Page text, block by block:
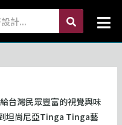
search
台灣民眾豐富的視覺與味
坦尚尼亞Tinga Tinga藝